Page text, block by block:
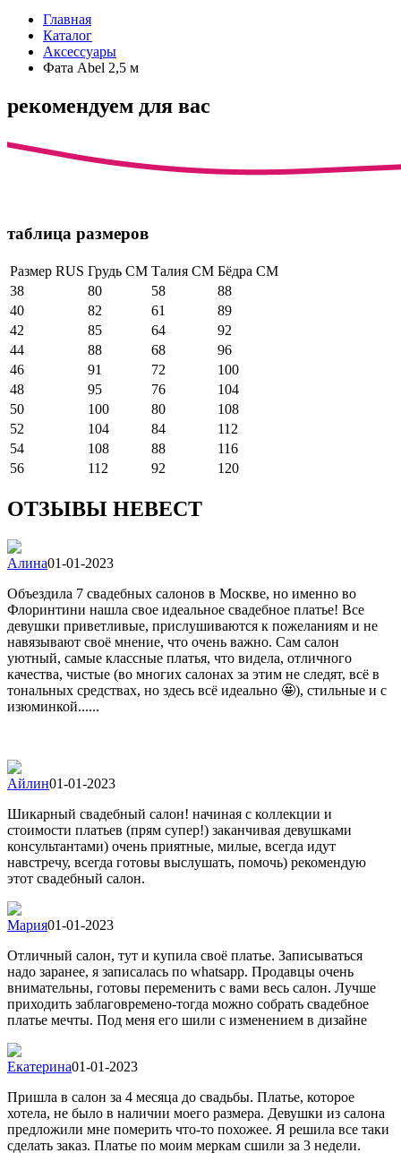
Главная
Каталог
Аксессуары
Фата Abel 2,5 м
рекомендуем для вас
таблица размеров
Размер RUS Грудь СМ Талия СМ Бёдра СМ
38
80 58
88
40
82 61
89
42
85 64
92
44
88 68
96
46
91 72
100
48
95 76
104
50
100 80
108
52
104 84
112
54
108 88
116
56
112 92 120
ОТЗЫВЫ НЕВЕСТ
Алина01-01-2023
Объездила 7 свадебных салонов в Москве, но именно во
Флоринтини нашла свое идеальное свадебное платье! Все
девушки приветливые, прислушиваются к пожеланиям и не
навязывают своё мнение, что очень важно. Сам салон
уютный, самые классные платья, что видела, отличного
качества, чистые (во многих салонах за этим не следят, всё в
тональных средствах, но здесь всё идеально 🤩), стильные и с
изюминкой......
Айлин01-01-2023
Шикарный свадебный салон! начиная с коллекции и
стоимости платьев (прям супер!) заканчивая девушками
консультантами) очень приятные, милые, всегда идут
навстречу, всегда готовы выслушать, помочь) рекомендую
этот свадебный салон.
Мария01-01-2023
Отличный салон, тут и купила своё платье. Записываться
надо заранее, я записалась по whatsapp. Продавцы очень
внимательны, готовы переменить с вами весь салон. Лучше
приходить заблаговремено-тогда можно собрать свадебное
платье мечты. Под меня его шили с изменением в дизайне
Екатерина01-01-2023
Пришла в салон за 4 месяца до свадьбы. Платье, которое
хотела, не было в наличии моего размера. Девушки из салона
предложили мне померить что-то похожее. Я решила все таки
сделать заказ. Платье по моим меркам сшили за 3 недели.